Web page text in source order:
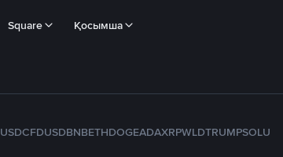
Square Қосымша
USDCFDUSDBNBETHDOGEADAXRPWLDTRUMPSOLU